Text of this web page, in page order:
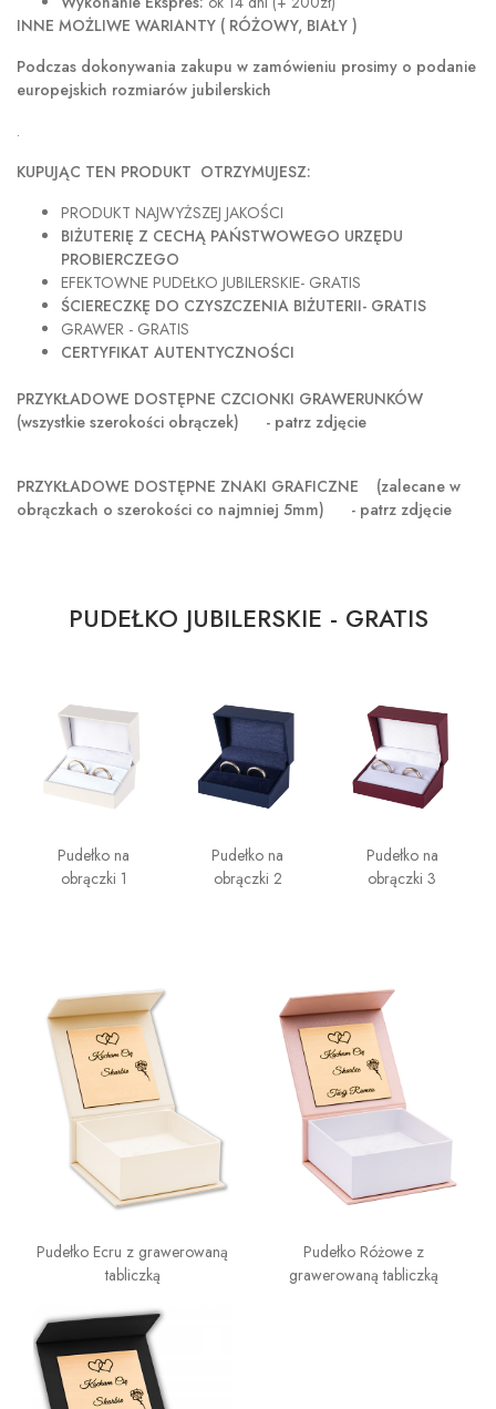
INNE MOŻLIWE WARIANTY ( RÓŻOWY, BIAŁY )
Podczas dokonywania zakupu w zamówieniu prosimy o podanie
europejskich rozmiarów jubilerskich
.
KUPUJĄC TEN PRODUKT OTRZYMUJESZ:
PRODUKT NAJWYŻSZEJ JAKOŚCI
BIŻUTERIĘ Z CECHĄ PAŃSTWOWEGO URZĘDU
PROBIERCZEGO
EFEKTOWNE PUDEŁKO JUBILERSKIE- GRATIS
ŚCIERECZKĘ DO CZYSZCZENIA BIŻUTERII- GRATIS
GRAWER - GRATIS
CERTYFIKAT AUTENTYCZNOŚCI
PRZYKŁADOWE DOSTĘPNE CZCIONKI GRAWERUNKÓW
(wszystkie szerokości obrączek) - patrz zdjęcie
PRZYKŁADOWE DOSTĘPNE ZNAKI GRAFICZNE (zalecane w
obrączkach o szerokości co najmniej 5mm) - patrz zdjęcie
PUDEŁKO JUBILERSKIE - GRATIS
Pudełko na
obrączki 1
Pudełko na
obrączki 2
Pudełko na
obrączki 3
Pudełko Ecru z grawerowaną
tabliczką
Pudełko Różowe z
grawerowaną tabliczką